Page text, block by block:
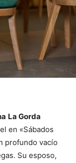
La Gorda
en «Sábados
profundo vacío
Su esposo,